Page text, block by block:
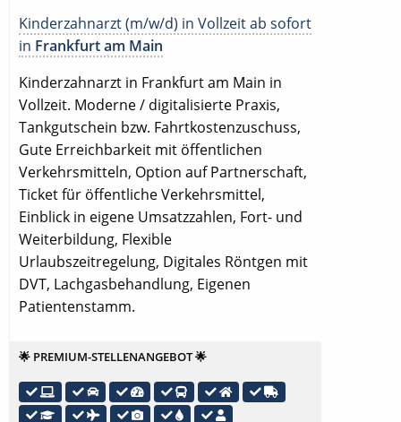
Kinderzahnarzt (m/w/d) in Vollzeit ab sofort
in Frankfurt am Main
Kinderzahnarzt in Frankfurt am Main in
Vollzeit. Moderne / digitalisierte Praxis,
Tankgutschein bzw. Fahrtkostenzuschuss,
Gute Erreichbarkeit mit öffentlichen
Verkehrsmitteln, Option auf Partnerschaft,
Ticket für öffentliche Verkehrsmittel,
Einblick in eigene Umsatzzahlen, Fort- und
Weiterbildung, Flexible
Urlaubszeitregelung, Digitales Röntgen mit
DVT, Lachgasbehandlung, Eigenen
Patientenstamm.
🌟 PREMIUM-STELLENANGEBOT 🌟